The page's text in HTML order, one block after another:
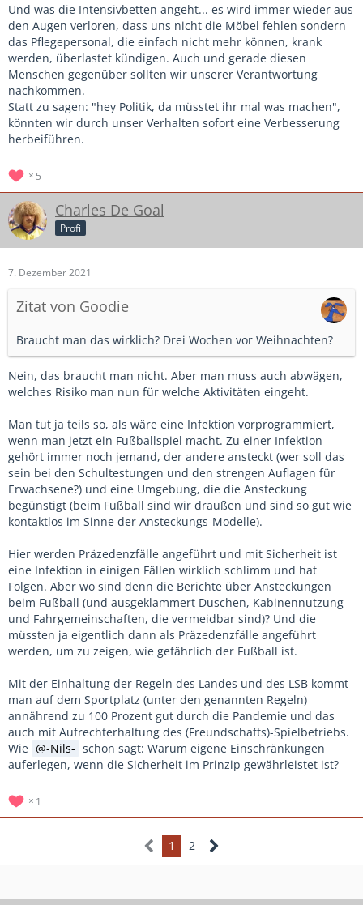
Und was die Intensivbetten angeht... es wird immer wieder aus
den Augen verloren, dass uns nicht die Möbel fehlen sondern
das Pflegepersonal, die einfach nicht mehr können, krank
werden, überlastet kündigen. Auch und gerade diesen
Menschen gegenüber sollten wir unserer Verantwortung
nachkommen.
Statt zu sagen: "hey Politik, da müsstet ihr mal was machen",
könnten wir durch unser Verhalten sofort eine Verbesserung
herbeiführen.
5
Charles De Goal
Profi
7. Dezember 2021
Zitat von Goodie
Braucht man das wirklich? Drei Wochen vor Weihnachten?
Nein, das braucht man nicht. Aber man muss auch abwägen,
welches Risiko man nun für welche Aktivitäten eingeht.
Man tut ja teils so, als wäre eine Infektion vorprogrammiert,
wenn man jetzt ein Fußballspiel macht. Zu einer Infektion
gehört immer noch jemand, der andere ansteckt (wer soll das
sein bei den Schultestungen und den strengen Auflagen für
Erwachsene?) und eine Umgebung, die die Ansteckung
begünstigt (beim Fußball sind wir draußen und sind so gut wie
kontaktlos im Sinne der Ansteckungs-Modelle).
Hier werden Präzedenzfälle angeführt und mit Sicherheit ist
eine Infektion in einigen Fällen wirklich schlimm und hat
Folgen. Aber wo sind denn die Berichte über Ansteckungen
beim Fußball (und ausgeklammert Duschen, Kabinennutzung
und Fahrgemeinschaften, die vermeidbar sind)? Und die
müssten ja eigentlich dann als Präzedenzfälle angeführt
werden, um zu zeigen, wie gefährlich der Fußball ist.
Mit der Einhaltung der Regeln des Landes und des LSB kommt
man auf dem Sportplatz (unter den genannten Regeln)
annährend zu 100 Prozent gut durch die Pandemie und das
auch mit Aufrechterhaltung des (Freundschafts)-Spielbetriebs.
Wie
-Nils- schon sagt: Warum eigene Einschränkungen
auferlegen, wenn die Sicherheit im Prinzip gewährleistet ist?
1
1 2